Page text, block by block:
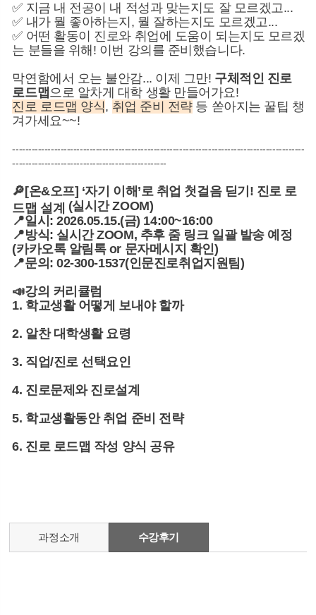
✅ 지금 내 전공이 내 적성과 맞는지도 잘 모르겠고...
✅ 내가 뭘 좋아하는지, 뭘 잘하는지도 모르겠고...
✅ 어떤 활동이 진로와 취업에 도움이 되는지도 모르겠
는 분들을 위해! 이번 강의를 준비했습니다.
막연함에서 오는 불안감... 이제 그만! 구체적인 진로
로드맵 으로 알차게 대학 생활 만들어가요!
진로 로드맵 양식, 취업 준비 전략등 쏟아지는 꿀팁 챙
겨가세요~~!
-------------------------------------------------------------------------------------------
------------------------------------------------
🔎[온&오프] ‘자기 이해’로 취업 첫걸음 딛기! 진로 로
드맵 설계
(실시간 ZOOM)
📍일시: 2026.05.15.(금) 14:00~16:00
📍방식: 실시간 ZOOM, 추후 줌 링크 일괄 발송 예정
(카카오톡 알림톡 or 문자메시지 확인)
📍문의: 02-300-1537(인문진로취업지원팀)
📣강의 커리큘럼
1. 학교생활 어떻게 보내야 할까
2. 알찬 대학생활 요령
3. 직업/진로 선택요인
4. 진로문제와 진로설계
5. 학교생활동안 취업 준비 전략
6. 진로 로드맵 작성 양식 공유
과정소개 수강후기